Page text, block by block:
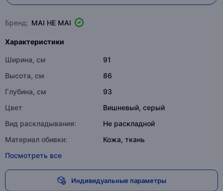
Бренд: MAI HE MAI
Характеристики
Ширина, см
91
Высота, см
86
Глубина, см
93
Цвет
Вишневый, серый
Вид раскладывания:
Не раскладной
Материал обивки:
Кожа, ткань
Посмотреть все
Индивидуальные параметры